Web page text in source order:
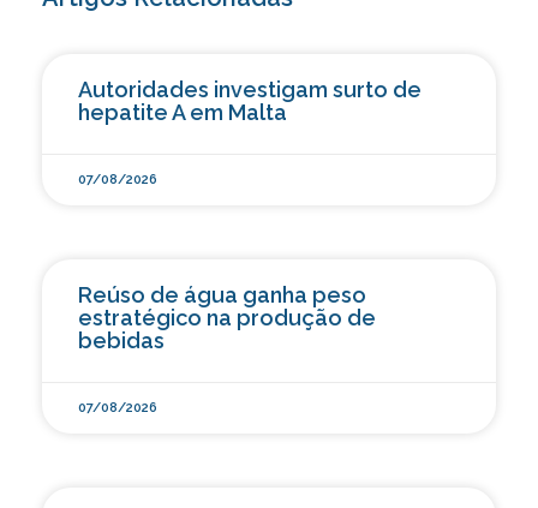
Autoridades investigam surto de
hepatite A em Malta
07/08/2026
Reúso de água ganha peso
estratégico na produção de
bebidas
07/08/2026